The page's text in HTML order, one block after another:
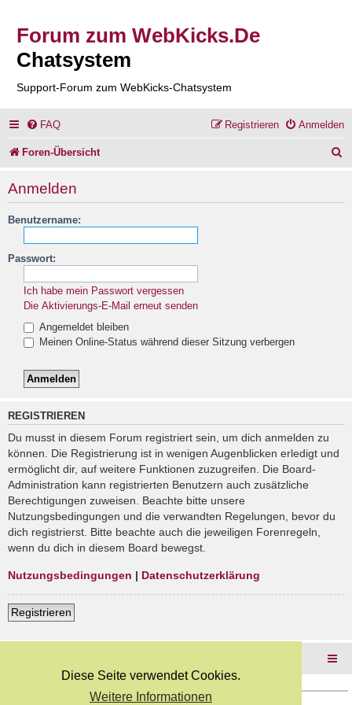
Diese Seite verwendet Cookies.
Weitere Informationen
Forum zum WebKicks.De
Chatsystem
Support-Forum zum WebKicks-Chatsystem
FAQ Anmelden
Registrieren
Foren-Übersicht
Anmelden
Benutzername:
Passwort:
Ich habe mein Passwort vergessen
Die Aktivierungs-E-Mail erneut senden
Angemeldet bleiben
Meinen Online-Status während dieser Sitzung verbergen
REGISTRIEREN
Du musst in diesem Forum registriert sein, um dich anmelden zu
können. Die Registrierung ist in wenigen Augenblicken erledigt und
ermöglicht dir, auf weitere Funktionen zuzugreifen. Die Board-
Administration kann registrierten Benutzern auch zusätzliche
Berechtigungen zuweisen. Beachte bitte unsere
Nutzungsbedingungen und die verwandten Regelungen, bevor du
dich registrierst. Bitte beachte auch die jeweiligen Forenregeln,
wenn du dich in diesem Board bewegst.
Nutzungsbedingungen | Datenschutzerklärung
Registrieren